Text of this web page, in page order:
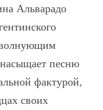
Альварадо
песню
фактурой,
своих